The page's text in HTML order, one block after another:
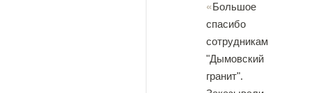
Большое
спасибо
сотрудникам
"Дымовский
гранит".